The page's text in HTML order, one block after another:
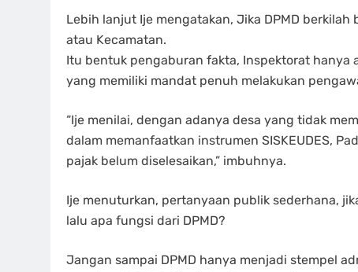
Lebih lanjut Ije mengatakan, Jika DPMD
atau Kecamatan.
Itu bentuk pengaburan fakta, Inspektorat
yang memiliki mandat penuh melakukan
“Ije menilai, dengan adanya desa yang tidak
dalam memanfaatkan instrumen SISKEUDES,
pajak belum diselesaikan,” imbuhnya.
Ije menuturkan, pertanyaan publik sederhana,
lalu apa fungsi dari DPMD?
Jangan sampai DPMD hanya menjadi stempel